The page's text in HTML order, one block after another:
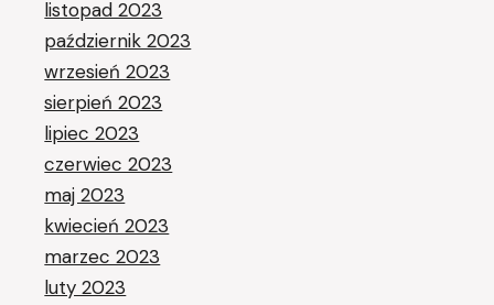
listopad 2023
październik 2023
wrzesień 2023
sierpień 2023
lipiec 2023
czerwiec 2023
maj 2023
kwiecień 2023
marzec 2023
luty 2023